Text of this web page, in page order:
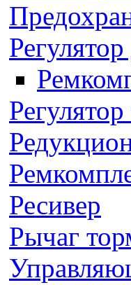
Ресивер
Рычаг